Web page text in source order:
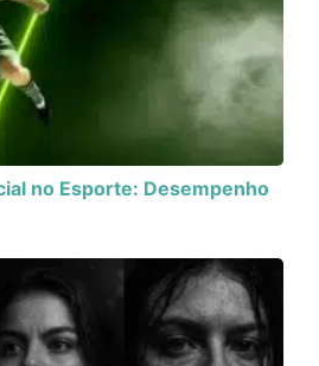
no Esporte: Desempenho